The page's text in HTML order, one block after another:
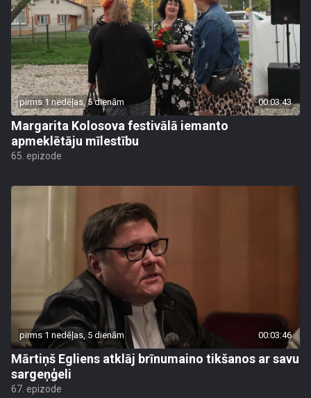
pirms 1 nedēļas, 5 dienām 00:03:43
Margarita Kolosova festivālā iemanto
apmeklētāju mīlestību
65. epizode
pirms 1 nedēļas, 5 dienām 00:03:46
Mārtiņš Egliens atklāj brīnumaino tikšanos ar savu
sargeņģeli
67. epizode